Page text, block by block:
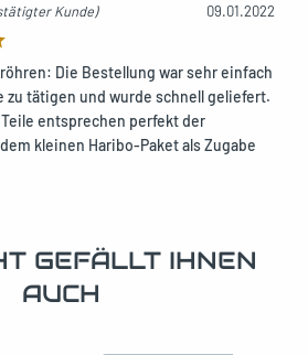
Kunde) 09.01.2022
Die Bestellung war sehr einfach
zu tätigen und wurde schnell geliefert.
entsprechen perfekt der
kleinen Haribo-Paket als Zugabe
GEFÄLLT IHNEN
AUCH